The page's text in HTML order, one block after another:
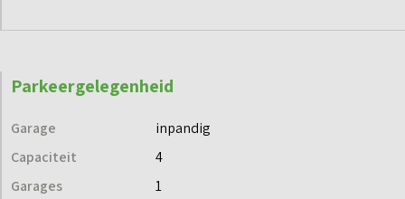
Parkeergelegenheid
Garage
inpandig
Capaciteit
4
Garages
1